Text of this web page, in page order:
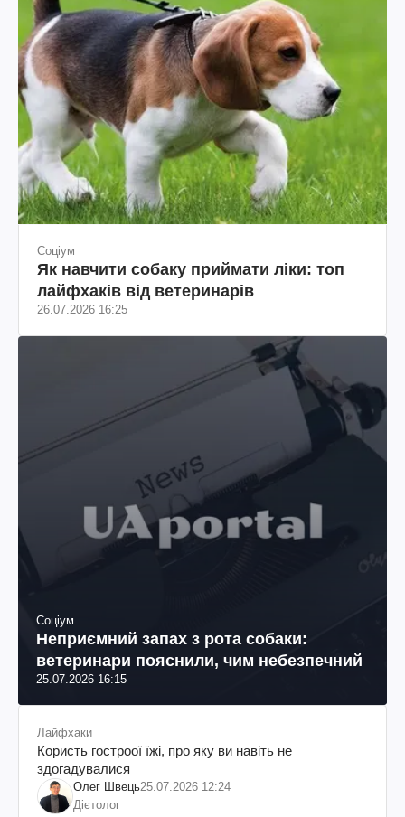
Соціум
Як навчити собаку приймати ліки: топ
лайфхаків від ветеринарів
26.07.2026 16:25
Соціум
Неприємний запах з рота собаки:
ветеринари пояснили, чим небезпечний
25.07.2026 16:15
Лайфхаки
Користь гостроої їжі, про яку ви навіть не
здогадувалися
Олег Швець25.07.2026 12:24
Дієтолог